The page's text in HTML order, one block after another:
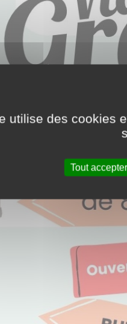
utilise des cookies
Tout accepter